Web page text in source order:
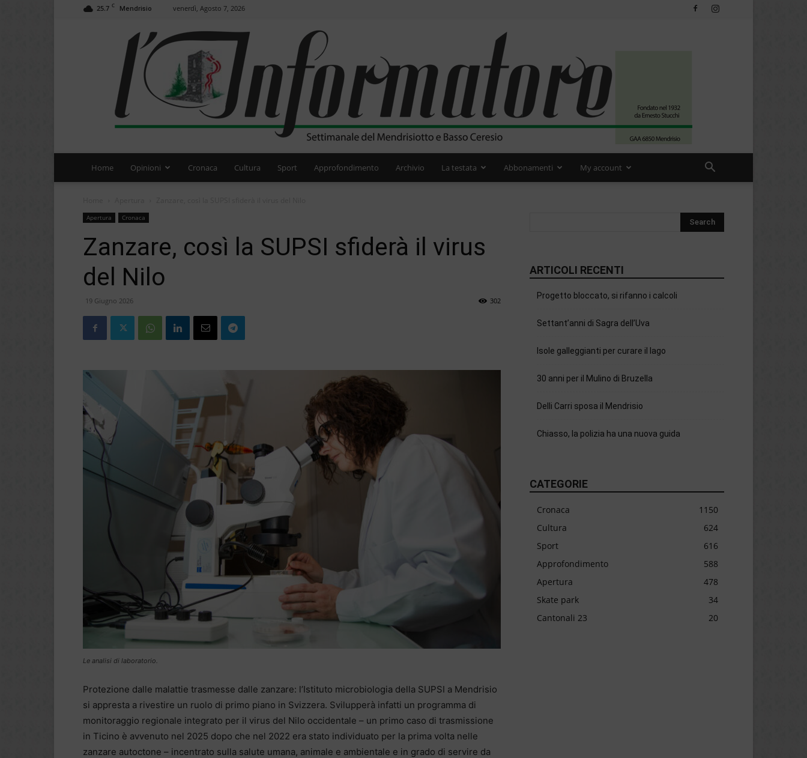
25.7 C Mendrisio venerdì, Agosto 7, 2026
Home Opinioni Cronaca Cultura Sport Approfondimento Archivio La testata Abbonamenti My account
Apertura Cronaca
Zanzare, così la SUPSI sfiderà il virus
del Nilo
19 Giugno 2026 302
Le analisi di laboratorio.
Protezione dalle malattie trasmesse dalle zanzare: l’Istituto microbiologia della SUPSI a Mendrisio
si appresta a rivestire un ruolo di primo piano in Svizzera. Svilupperà infatti un programma di
monitoraggio regionale integrato per il virus del Nilo occidentale – un primo caso di trasmissione
in Ticino è avvenuto nel 2025 dopo che nel 2022 era stato individuato per la prima volta nelle
zanzare autoctone – incentrato sulla salute umana, animale e ambientale e in grado di servire da
ARTICOLI RECENTI
Progetto bloccato, si rifanno i calcoli
Settant’anni di Sagra dell’Uva
Isole galleggianti per curare il lago
30 anni per il Mulino di Bruzella
Delli Carri sposa il Mendrisio
Chiasso, la polizia ha una nuova guida
CATEGORIE
Cronaca
1150
Cultura
624
Sport
616
Approfondimento
588
Apertura
478
Skate park
34
Cantonali 23
20